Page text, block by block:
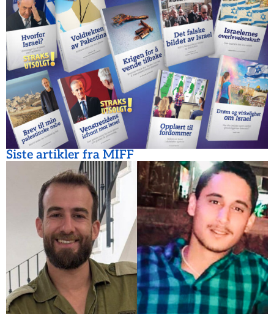
Siste artikler fra MIFF